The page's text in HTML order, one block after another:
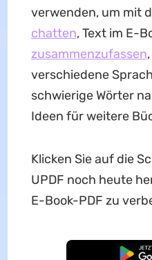
verwenden, um mit
chatten, Text im E-
zusammenzufassen
verschiedene
schwierige Wörter
Ideen für weitere
Klicken Sie auf die
UPDF noch heute
E-Book-PDF zu